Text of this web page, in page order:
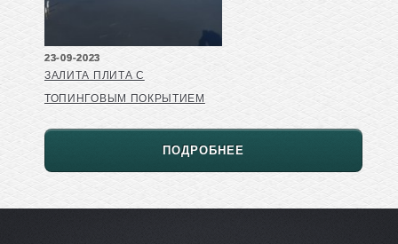
23-09-2023
ЗАЛИТА ПЛИТА С
ТОПИНГОВЫМ ПОКРЫТИЕМ
ПОДРОБНЕЕ